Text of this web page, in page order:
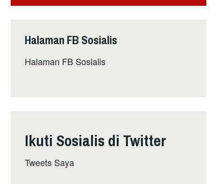
Halaman FB Sosialis
Halaman FB Sosialis
Ikuti Sosialis di Twitter
Tweets Saya